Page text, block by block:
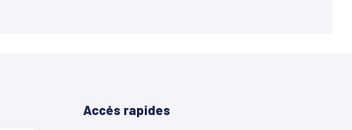
Accés rapides